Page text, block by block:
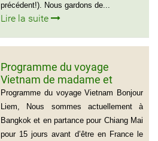
précédent!). Nous gardons de...
Lire la suite
Programme du voyage
Vietnam de madame et
Monsieur Michel et Michèle
LEROUX
Programme du voyage Vietnam Bonjour
Liem, Nous sommes actuellement à
Bangkok et en partance pour Chiang Mai
pour 15 jours avant d’être en France le